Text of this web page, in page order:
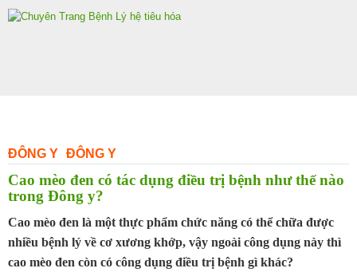
Skip
ĐÔNG Y ĐÔNG Y
Cao mèo đen có tác dụng điều trị bệnh như thế nào
trong Đông y?
Cao mèo đen là một thực phẩm chức năng có thể chữa được
nhiều bệnh lý về cơ xương khớp, vậy ngoài công dụng này thì
cao mèo đen còn có công dụng điều trị bệnh gì khác?